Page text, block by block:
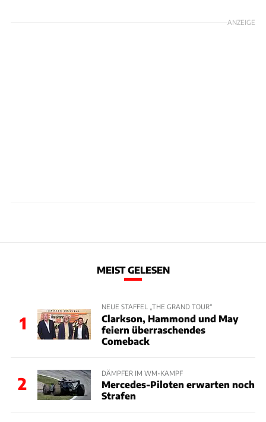
ANZEIGE
MEIST GELESEN
1
NEUE STAFFEL „THE GRAND TOUR“
Clarkson, Hammond und May
feiern überraschendes
Comeback
2
DÄMPFER IM WM-KAMPF
Mercedes-Piloten erwarten noch
Strafen